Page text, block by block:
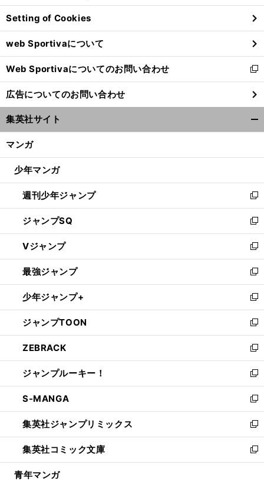
ン
ド
ウ
で
開
く
Setting of Cookies
web Sportivaについて
Web Sportivaについてのお問い合わせ
新
し
い
ウ
ィ
ン
ウ
開
く
広告についてのお問い合わせ
集英社サイト
マンガ
少年マンガ
週刊少年ジャンプ
新
し
い
ウ
ィ
ン
ド
ウ
で
開
く
ジャンプSQ
新
し
い
ウ
ィ
ン
ド
ウ
で
開
く
Vジャンプ
新
し
い
ウ
ィ
ン
ド
ウ
で
開
く
最強ジャンプ
新
し
い
ウ
ィ
ン
ド
ウ
で
開
く
少年ジャンプ+
新
し
い
ウ
ィ
ン
ド
ウ
で
開
く
ジャンプTOON
新
し
い
ウ
ィ
ン
ド
ウ
で
開
く
ZEBRACK
新
し
い
ウ
ィ
ン
ド
ウ
で
開
ジャンプルーキー！
新
し
い
ウ
ィ
ン
ド
ウ
S-MANGA
新
し
い
ウ
ィ
ン
集英社ジャンプリミックス
新
し
い
ウ
集英社コミック文庫
新
し
青年マンガ